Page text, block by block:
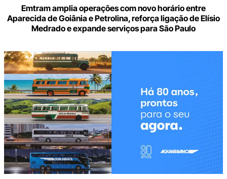
Emtram amplia operações com novo horário entre
Aparecida de Goiânia e Petrolina, reforça ligação de Elísio
Medrado e expande serviços para São Paulo